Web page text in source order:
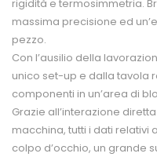
rigidità e termosimmetria.
massima precisione ed
pezzo.
Con l’ausilio della
unico set-up e dalla tavola
componenti in un’area di
Grazie all’interazione
macchina, tutti i dati relativi
colpo d’occhio, un grande